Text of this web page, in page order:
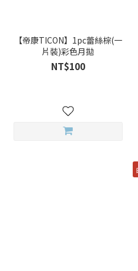
【帝康TICON】1pc蕾絲棕(一
片裝)彩色月拋
NT$100